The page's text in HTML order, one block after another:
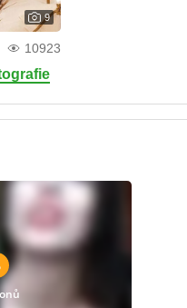
9
10923